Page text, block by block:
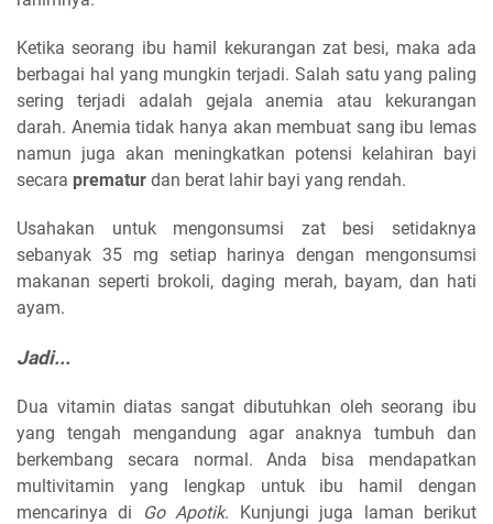
Ketika seorang ibu hamil kekurangan zat besi, maka ada
berbagai hal yang mungkin terjadi. Salah satu yang paling
sering terjadi adalah gejala anemia atau kekurangan
darah. Anemia tidak hanya akan membuat sang ibu lemas
namun juga akan meningkatkan potensi kelahiran bayi
secara prematur dan berat lahir bayi yang rendah.
Usahakan untuk mengonsumsi zat besi setidaknya
sebanyak 35 mg setiap harinya dengan mengonsumsi
makanan seperti brokoli, daging merah, bayam, dan hati
ayam.
Jadi...
Dua vitamin diatas sangat dibutuhkan oleh seorang ibu
yang tengah mengandung agar anaknya tumbuh dan
berkembang secara normal. Anda bisa mendapatkan
multivitamin yang lengkap untuk ibu hamil dengan
mencarinya di
Go Apotik. Kunjungi juga laman berikut